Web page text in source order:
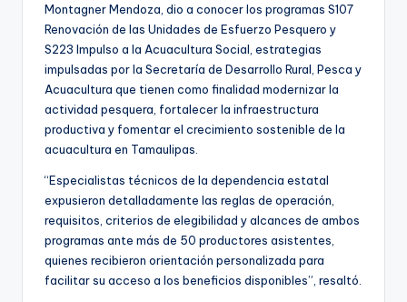
Montagner Mendoza, dio a conocer los programas S107
Renovación de las Unidades de Esfuerzo Pesquero y
S223 Impulso a la Acuacultura Social, estrategias
impulsadas por la Secretaría de Desarrollo Rural, Pesca y
Acuacultura que tienen como finalidad modernizar la
actividad pesquera, fortalecer la infraestructura
productiva y fomentar el crecimiento sostenible de la
acuacultura en Tamaulipas.
“Especialistas técnicos de la dependencia estatal
expusieron detalladamente las reglas de operación,
requisitos, criterios de elegibilidad y alcances de ambos
programas ante más de 50 productores asistentes,
quienes recibieron orientación personalizada para
facilitar su acceso a los beneficios disponibles”, resaltó.